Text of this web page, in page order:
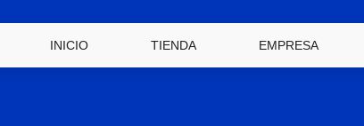
INICIO TIENDA EMPRESA